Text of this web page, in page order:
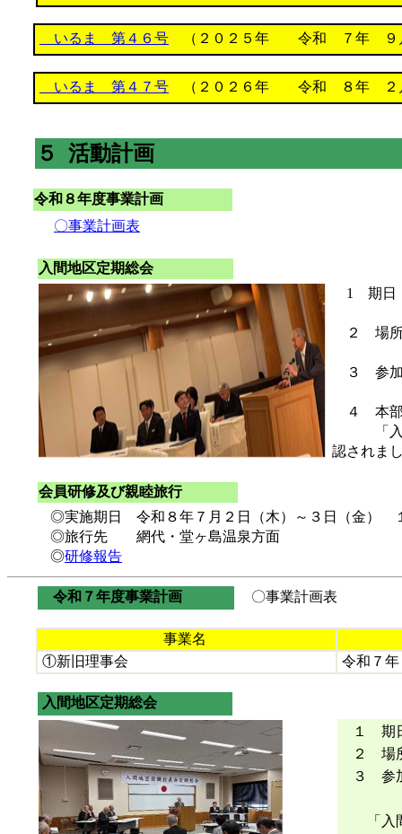
いるま 第４６号 （２０２５年 令和 ７年 ９
いるま 第４７号 （２０２６年 令和 ８年 ２
５ 活動計画
令和８年度事業計画
〇事業計画表
入間地区定期総会
1 期日
２ 場所
３ 参加
４ 本部
「入間
認されま
会員研修及び親睦旅行
◎実施期日 令和８年７月２日（木）～３日（金）
◎旅行先 網代・堂ヶ島温泉方面
◎研修報告
令和７年度事業計画 〇事業計画表
事業名
①新旧理事会
令和７
入間地区定期総会
１ 期
２ 場
３ 参
「入間